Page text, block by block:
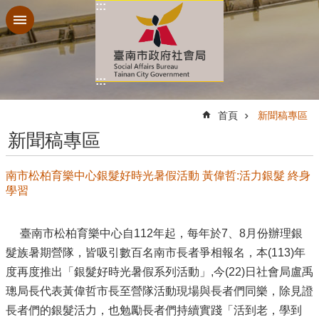
跳到主要內容區塊
:::
:::
首頁 新聞稿專區
新聞稿專區
南市松柏育樂中心銀髮好時光暑假活動 黃偉哲:活力銀髮 終身
學習
臺南市松柏育樂中心自112年起，每年於7、8月份辦理銀
髮族暑期營隊，皆吸引數百名南市長者爭相報名，本(113)年
度再度推出「銀髮好時光暑假系列活動」,今(22)日社會局盧禹
璁局長代表黃偉哲市長至營隊活動現場與長者們同樂，除見證
長者們的銀髮活力，也勉勵長者們持續實踐「活到老，學到